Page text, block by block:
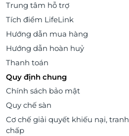
Trung tâm hỗ trợ
Tích điểm LifeLink
Hướng dẫn mua hàng
Hướng dẫn hoàn huỷ
Thanh toán
Quy định chung
Chính sách bảo mật
Quy chế sàn
Cơ chế giải quyết khiếu nại, tranh
chấp